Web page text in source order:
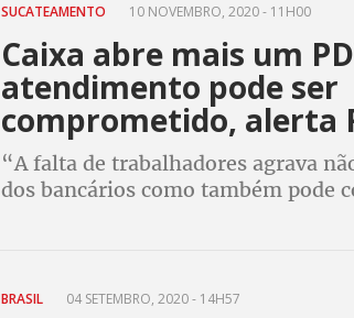
SUCATEAMENTO 10 NOVEMBRO, 2020 - 11H00
Caixa abre mais um
atendimento pode ser
comprometido, alerta
“A falta de trabalhadores agrava
dos bancários como também pode
BRASIL 04 SETEMBRO, 2020 - 14H57